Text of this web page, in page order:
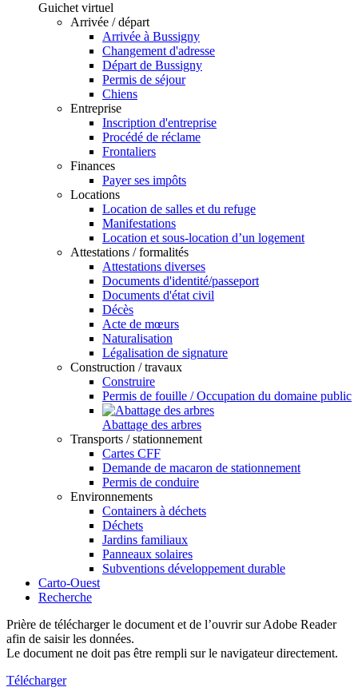
Guichet virtuel
Arrivée / départ
Arrivée à Bussigny
Changement d'adresse
Départ de Bussigny
Permis de séjour
Chiens
Entreprise
Inscription d'entreprise
Procédé de réclame
Frontaliers
Finances
Payer ses impôts
Locations
Location de salles et du refuge
Manifestations
Location et sous-location d’un logement
Attestations / formalités
Attestations diverses
Documents d'identité/passeport
Documents d'état civil
Décès
Acte de mœurs
Naturalisation
Légalisation de signature
Construction / travaux
Construire
Permis de fouille / Occupation du domaine public
Abattage des arbres
Transports / stationnement
Cartes CFF
Demande de macaron de stationnement
Permis de conduire
Environnements
Containers à déchets
Déchets
Jardins familiaux
Panneaux solaires
Subventions développement durable
Carto-Ouest
Recherche
Prière de télécharger le document et de l’ouvrir sur Adobe Reader
afin de saisir les données.
Le document ne doit pas être rempli sur le navigateur directement.
Télécharger